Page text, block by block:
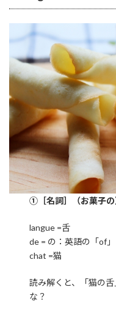
①［名詞］（お菓子の
langue =舌
de = の：英語の「of
chat =猫
読み解くと、「猫の
な？